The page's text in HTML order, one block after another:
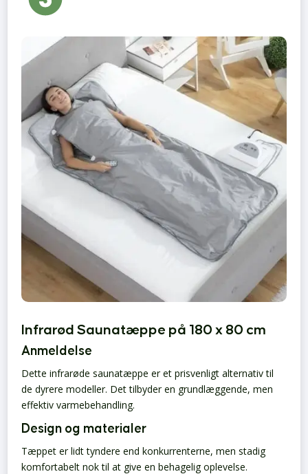
Infrarød Saunatæppe på 180 x 80 cm
Anmeldelse
Dette infrarøde saunatæppe er et prisvenligt alternativ til
de dyrere modeller. Det tilbyder en grundlæggende, men
effektiv varmebehandling.
Design og materialer
Tæppet er lidt tyndere end konkurrenterne, men stadig
komfortabelt nok til at give en behagelig oplevelse.